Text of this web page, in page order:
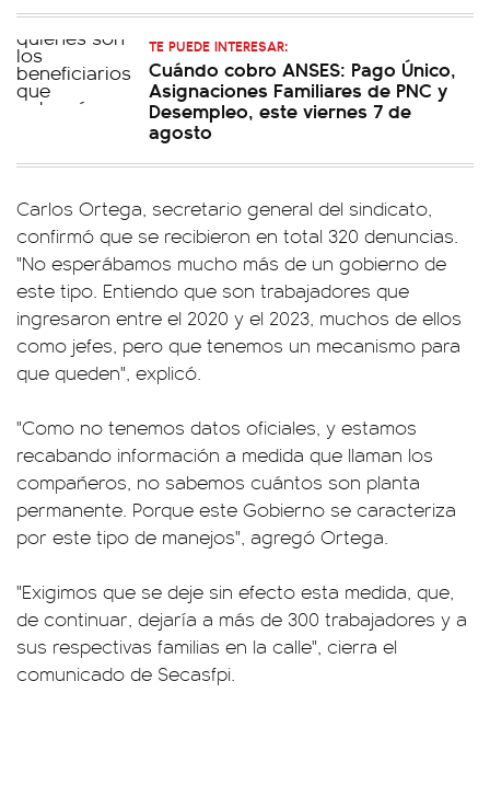
TE PUEDE INTERESAR:
Cuándo cobro ANSES: Pago Único,
Asignaciones Familiares de PNC y
Desempleo, este viernes 7 de
agosto
Carlos Ortega, secretario general del sindicato,
confirmó que se recibieron en total 320 denuncias.
"No esperábamos mucho más de un gobierno de
este tipo. Entiendo que son trabajadores que
ingresaron entre el 2020 y el 2023, muchos de ellos
como jefes, pero que tenemos un mecanismo para
que queden", explicó.
"Como no tenemos datos oficiales, y estamos
recabando información a medida que llaman los
compañeros, no sabemos cuántos son planta
permanente. Porque este Gobierno se caracteriza
por este tipo de manejos", agregó Ortega.
"Exigimos que se deje sin efecto esta medida, que,
de continuar, dejaría a más de 300 trabajadores y a
sus respectivas familias en la calle", cierra el
comunicado de Secasfpi.